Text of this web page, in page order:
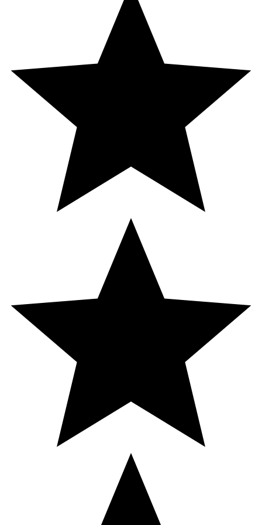
Sötningsmedel (sorbitoler, steviolglykosider från stevia),
naturliga aromer, lakritsextrakt, ammoniumklorid
(=salmiak), menthol.